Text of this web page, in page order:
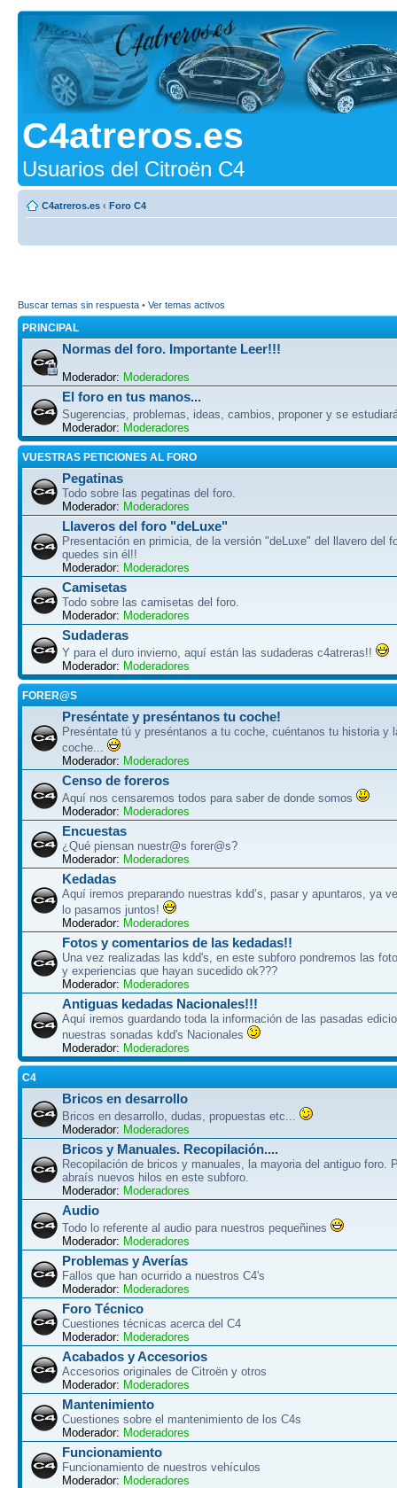
C4atreros.es
Usuarios del Citroën C4
C4atreros.es ‹ Foro C4
Buscar temas sin respuesta • Ver temas activos
PRINCIPAL
Normas del foro. Importante Leer!!!
Moderador: Moderadores
El foro en tus manos...
Sugerencias, problemas, ideas, cambios, proponer y se
Moderador: Moderadores
VUESTRAS PETICIONES AL FORO
Pegatinas
Todo sobre las pegatinas del foro.
Moderador: Moderadores
Llaveros del foro "deLuxe"
Presentación en primicia, de la versión "deLuxe" del llavero del
quedes sin él!!
Moderador: Moderadores
Camisetas
Todo sobre las camisetas del foro.
Moderador: Moderadores
Sudaderas
Y para el duro invierno, aquí están las sudaderas c4atreras!!
Moderador: Moderadores
FORER@S
Preséntate y preséntanos tu coche!
Preséntate tú y preséntanos a tu coche, cuéntanos tu historia y
coche...
Moderador: Moderadores
Censo de foreros
Aquí nos censaremos todos para saber de donde somos
Moderador: Moderadores
Encuestas
¿Qué piensan nuestr@s forer@s?
Moderador: Moderadores
Kedadas
Aquí iremos preparando nuestras kdd’s, pasar y apuntaros, ya
lo pasamos juntos!
Moderador: Moderadores
Fotos y comentarios de las kedadas!!
Una vez realizadas las kdd's, en este subforo pondremos las
y experiencias que hayan sucedido ok???
Moderador: Moderadores
Antiguas kedadas Nacionales!!!
Aquí iremos guardando toda la información de las pasadas
nuestras sonadas kdd's Nacionales
Moderador: Moderadores
C4
Bricos en desarrollo
Bricos en desarrollo, dudas, propuestas etc...
Moderador: Moderadores
Bricos y Manuales. Recopilación....
Recopilación de bricos y manuales, la mayoria del antiguo foro.
abraís nuevos hilos en este subforo.
Moderador: Moderadores
Audio
Todo lo referente al audio para nuestros pequeñines
Moderador: Moderadores
Problemas y Averías
Fallos que han ocurrido a nuestros C4's
Moderador: Moderadores
Foro Técnico
Cuestiones técnicas acerca del C4
Moderador: Moderadores
Acabados y Accesorios
Accesorios originales de Citroën y otros
Moderador: Moderadores
Mantenimiento
Cuestiones sobre el mantenimiento de los C4s
Moderador: Moderadores
Funcionamiento
Funcionamiento de nuestros vehículos
Moderador: Moderadores